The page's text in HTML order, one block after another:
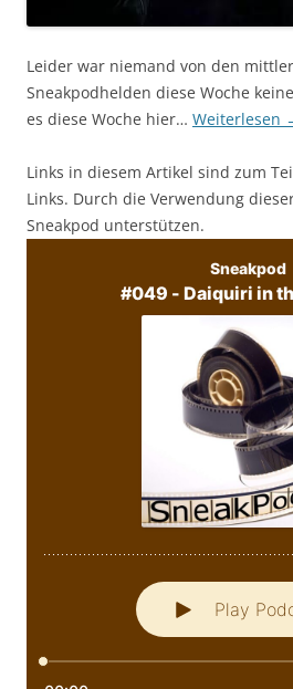
Leider war niemand von den
Sneakpodhelden diese Woche
es diese Woche hier… Weiterlesen
Links in diesem Artikel sind zum
Links. Durch die Verwendung
Sneakpod unterstützen.